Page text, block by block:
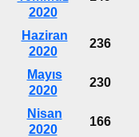
2020
Haziran
2020
236
Mayıs
2020
230
Nisan
2020
166